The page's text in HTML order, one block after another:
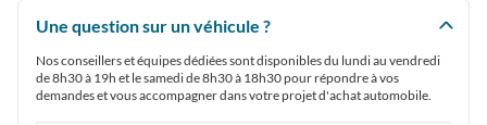
Une question sur un véhicule ?
Nos conseillers et équipes dédiées sont disponibles du lundi au vendredi
de 8h30 à 19h et le samedi de 8h30 à 18h30 pour répondre à vos
demandes et vous accompagner dans votre projet d'achat automobile.